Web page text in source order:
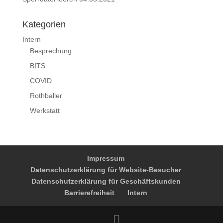
Kategorien
Intern
Besprechung
BITS
COVID
Rothballer
Werkstatt
Impressum
Datenschutzerklärung für Website-Besucher
Datenschutzerklärung für Geschäftskunden
Barrierefreiheit
Intern